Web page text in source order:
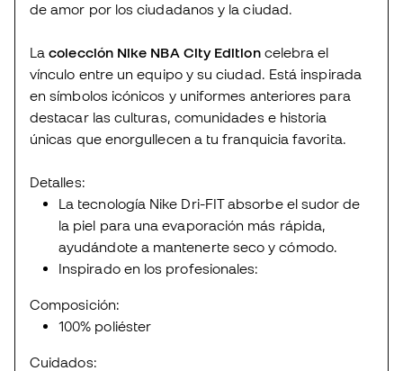
de amor por los ciudadanos y la ciudad.
Lacolección Nike NBA City Editioncelebra el
vínculo entre un equipo y su ciudad. Está inspirada
en símbolos icónicos y uniformes anteriores para
destacar las culturas, comunidades e historia
únicas que enorgullecen a tu franquicia favorita.
Detalles:
La tecnología Nike Dri-FIT absorbe el sudor de
la piel para una evaporación más rápida,
ayudándote a mantenerte seco y cómodo.
Inspirado en los profesionales:
Composición:
100% poliéster
Cuidados: